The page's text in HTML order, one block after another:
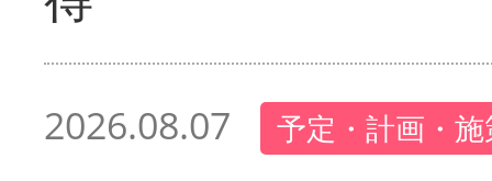
2026.08.07 予定・計画・